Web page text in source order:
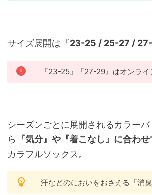
サイズ展開は『23-25 / 25-27 /
『23-25』『27-29』はオンライ
シーズンごとに展開されるカラー
ら
『気分』や『着こなし』に合わ
カラフルソックス。
汗などのにおいをおさえる『消